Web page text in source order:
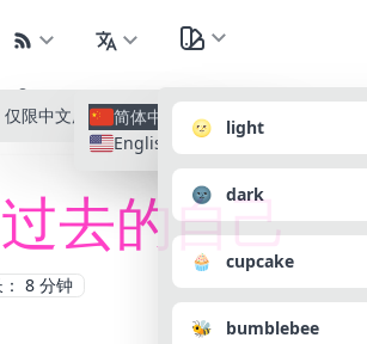
仅限中文所有语种简体中文
English
🌝 light
🌚 dark
🧁 cupcake
🐝 bumblebee
去的自己
8 分钟